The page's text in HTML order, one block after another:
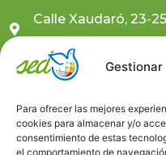
Para ofrecer las mejores
cookies para almacenar y/o
consentimiento de estas
el comportamiento de
Calle Xaudaró, 23-
Suscríbete a